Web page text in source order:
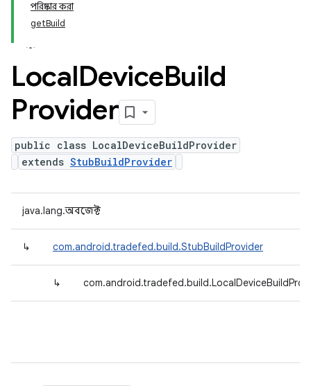
পরিষ্কার করা
getBuild
LocalDeviceBuild
Provider
public class LocalDeviceBuildProvider
extends StubBuildProvider
java.lang.অবজেক্ট
↳ com.android.tradefed.build.StubBuildProvider
↳